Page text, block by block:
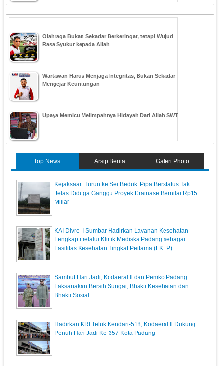
Olahraga Bukan Sekadar Berkeringat, tetapi Wujud
Rasa Syukur kepada Allah
Wartawan Harus Menjaga Integritas, Bukan Sekadar
Mengejar Keuntungan
Upaya Memicu Melimpahnya Hidayah Dari Allah SWT
Top News Arsip Berita Galeri Photo
Kejaksaan Turun ke Sei Beduk, Pipa Berstatus Tak
Jelas Diduga Ganggu Proyek Drainase Bernilai Rp15
Miliar
KAI Divre II Sumbar Hadirkan Layanan Kesehatan
Lengkap melalui Klinik Mediska Padang sebagai
Fasilitas Kesehatan Tingkat Pertama (FKTP)
Sambut Hari Jadi, Kodaeral ll dan Pemko Padang
Laksanakan Bersih Sungai, Bhakti Kesehatan dan
Bhakti Sosial
Hadirkan KRI Teluk Kendari-518, Kodaeral ll Dukung
Penuh Hari Jadi Ke-357 Kota Padang